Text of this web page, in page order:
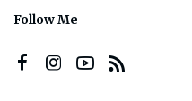
Follow Me